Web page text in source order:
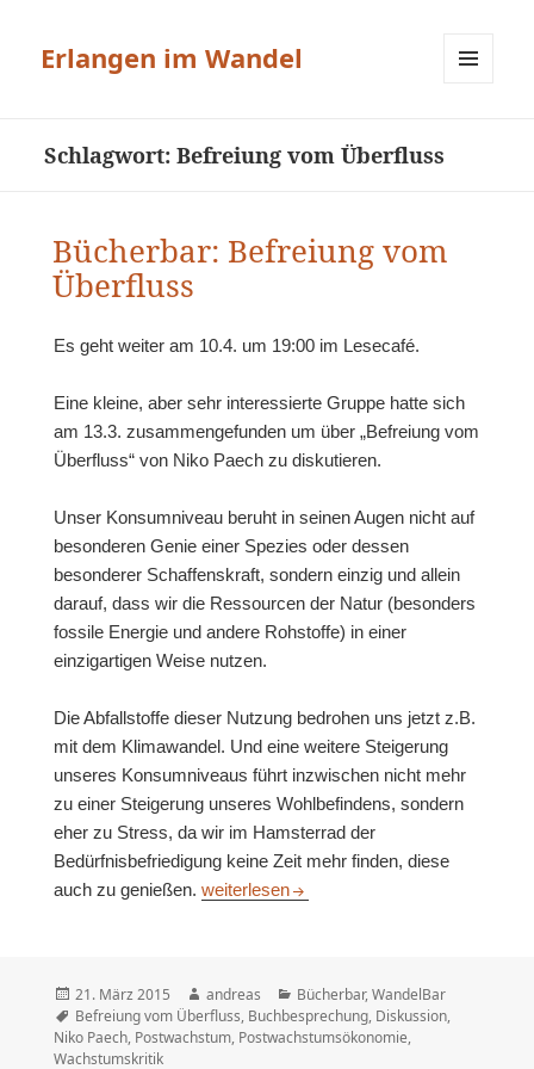
Erlangen im Wandel
Schlagwort:Befreiung vom Überfluss
Bücherbar: Befreiung vom
Überfluss
Es geht weiter am 10.4. um 19:00 im Lesecafé.
Eine kleine, aber sehr interessierte Gruppe hatte sich
am 13.3. zusammengefunden um über „Befreiung vom
Überfluss“ von Niko Paech zu diskutieren.
Unser Konsumniveau beruht in seinen Augen nicht auf
besonderen Genie einer Spezies oder dessen
besonderer Schaffenskraft, sondern einzig und allein
darauf, dass wir die Ressourcen der Natur (besonders
fossile Energie und andere Rohstoffe) in einer
einzigartigen Weise nutzen.
Die Abfallstoffe dieser Nutzung bedrohen uns jetzt z.B.
mit dem Klimawandel. Und eine weitere Steigerung
unseres Konsumniveaus führt inzwischen nicht mehr
zu einer Steigerung unseres Wohlbefindens, sondern
eher zu Stress, da wir im Hamsterrad der
Bedürfnisbefriedigung keine Zeit mehr finden, diese
auch zu genießen. Bücherbar: Befreiung vom Überfluss
weiterlesen
Veröffentlicht
am
21. März 2015 Autor
andreas Kategorien
Bücherbar,WandelBar
Schlagwörter
Befreiung vom Überfluss, Buchbesprechung, Diskussion,
Niko Paech, Postwachstum, Postwachstumsökonomie,
Wachstumskritik